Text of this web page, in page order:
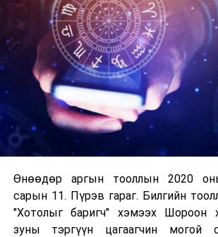
Өнөөдөр аргын тооллын 2020 оны
сарын 11. Пүрэв гараг. Билгийн
"Хотолыг баригч" хэмээх Шороон
зуны тэргүүн цагаагчин могой